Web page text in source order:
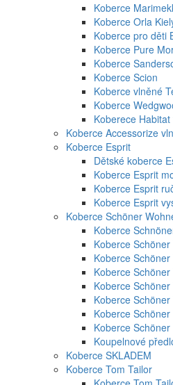
Koberce
Koberce Orla
Koberce pro děti
Koberce Pure
Koberce
Koberce Scion
Koberce vlněné
Koberce
Koberece
Koberce Accessorize
Koberce Esprit
Dětské koberce
Koberce Esprit
Koberce Esprit
Koberce Esprit
Koberce Schöner
Koberce
Koberce
Koberce
Koberce
Koberce
Koberce
Koberce
Koberce
Koupelnové
Koberce SKLADEM
Koberce Tom Tailor